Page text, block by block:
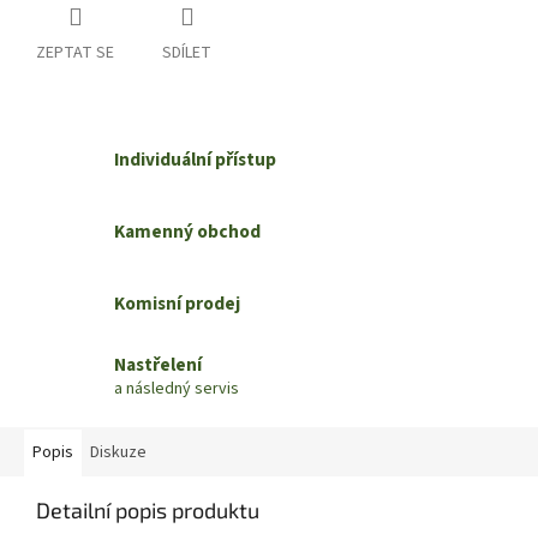
ZEPTAT SE SDÍLET
Individuální přístup
Kamenný obchod
Komisní prodej
Nastřelení
a následný servis
Popis Diskuze
Detailní popis produktu